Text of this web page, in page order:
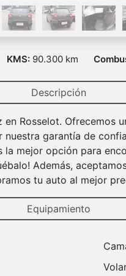
KMS: 90.300 km
Descripción
Rosselot. Ofrecemos
garantía de
la mejor opción para
Además,
tu auto al mejor
Equipamiento